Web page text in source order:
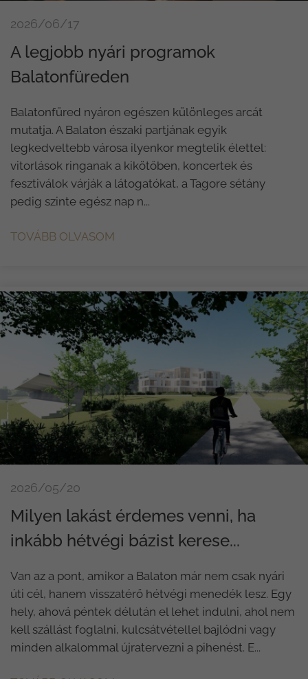
2026/06/17
A legjobb nyári programok
Balatonfüreden
Balatonfüred nyáron egészen különleges arcát
mutatja. A Balaton északi partjának egyik
legkedveltebb városa ilyenkor megtelik élettel:
vitorlások ringanak a kikötőben, koncertek és
fesztiválok várják a látogatókat, a Tagore sétány
pedig szinte egész nap n...
TOVÁBB OLVASOM
2026/05/20
Milyen lakást érdemes venni, ha
inkább hétvégi bázist kerese...
Van az a pont, amikor a Balaton már nem csak nyári
úti cél, hanem visszatérő hétvégi menedék lesz. Egy
hely, ahová péntek délután el lehet indulni, ahol nem
kell szállást foglalni, kulcsátvétellel bajlódni vagy
minden alkalommal újratervezni a pihenést. E...